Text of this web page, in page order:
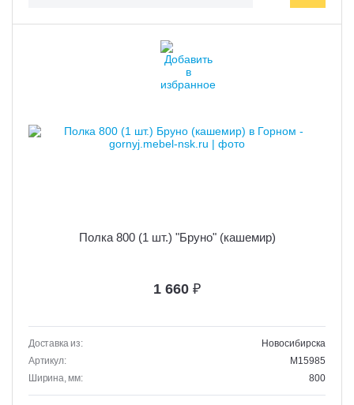
Полка 800 (1 шт.) "Бруно" (кашемир)
1 660 ₽
Доставка из:
Новосибирска
Артикул:
M15985
Ширина, мм:
800